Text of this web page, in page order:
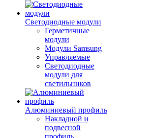
Светодиодные модули
Герметичные
модули
Модули Samsung
Управляемые
Светодиодные
модули для
светильников
Алюминиевый профиль
Накладной и
подвесной
профиль